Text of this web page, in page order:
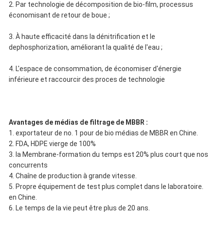
2. Par technologie de décomposition de bio-film, processus
économisant de retour de boue ;
3. À haute efficacité dans la dénitrification et le
dephosphorization, améliorant la qualité de l'eau ;
4. L'espace de consommation, de économiser d'énergie
inférieure et raccourcir des proces de technologie
Avantages de médias de filtrage de MBBR :
1. exportateur de no. 1 pour de bio médias de MBBR en Chine.
2. FDA, HDPE vierge de 100%
3. la Membrane-formation du temps est 20% plus court que nos
concurrents
4. Chaîne de production à grande vitesse.
5. Propre équipement de test plus complet dans le laboratoire.
en Chine.
6. Le temps de la vie peut être plus de 20 ans.